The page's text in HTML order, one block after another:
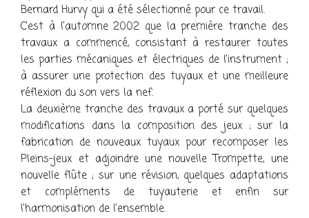
Bernard Hurvy qui a été sélectionné pour ce travail.
C’est à l’automne 2002 que la première tranche des
travaux a commencé, consistant à restaurer toutes
les parties mécaniques et électriques de l’instrument ;
à assurer une protection des tuyaux et une meilleure
réflexion du son vers la nef.
La deuxième tranche des travaux a porté sur quelques
modifications dans la composition des jeux ; sur la
fabrication de nouveaux tuyaux pour recomposer les
Pleins-jeux et adjoindre une nouvelle Trompette, une
nouvelle flûte ; sur une révision, quelques adaptations
et compléments de tuyauterie et enfin sur
l’harmonisation de l’ensemble.